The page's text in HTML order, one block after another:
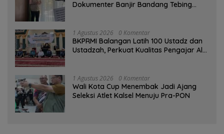
Dokumenter Banjir Bandang Tebing
1 Agustus 2026 0 Komentar
BKPRMI Balangan Latih 100 Ustadz dan
Ustadzah, Perkuat Kualitas Pengajar Al-
1 Agustus 2026 0 Komentar
Wali Kota Cup Menembak Jadi Ajang
Seleksi Atlet Kalsel Menuju Pra-PON